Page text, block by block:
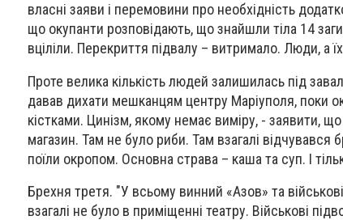
власні заяви і перемовини про необхідність
що окупанти розповідають, що знайшли тіла 14
вціліли. Перекриття підвалу – витримало. Люди, а
Проте велика кількість людей залишилась під
давав дихати мешканцям центру Маріуполя, поки
кістками. Цинізм, якому немає виміру, - заявити,
магазин. Там не було риби. Там взагалі відчувався
поїли окропом. Основна страва – каша та суп. І
Брехня третя. "У всьому винний «Азов» та
взагалі не було в приміщенні театру. Військові